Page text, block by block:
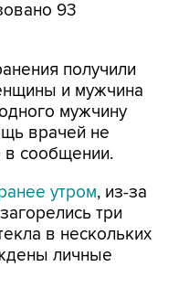
93
получили
и мужчина
мужчину
врачей не
в сообщении.
утром, из-за
три
в нескольких
личные